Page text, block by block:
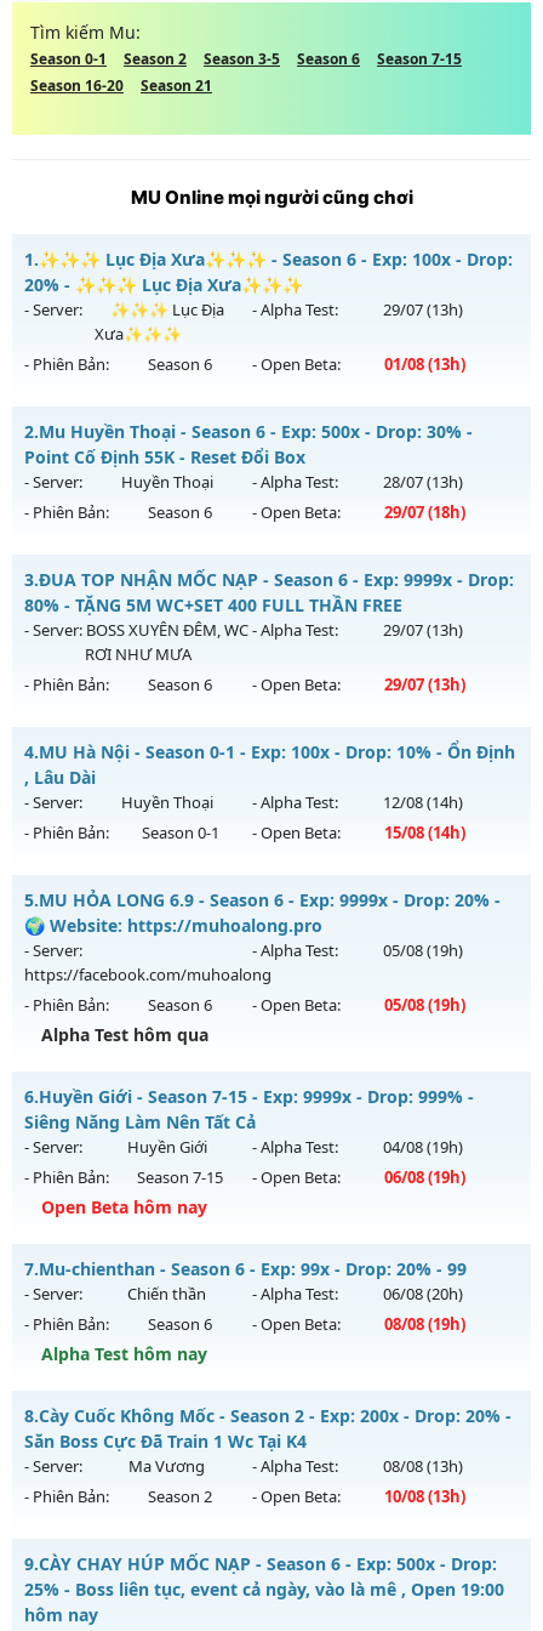
Tìm kiếm Mu:
Season 0-1 Season 2 Season 3-5 Season 6
Season 7-15
Season 16-20
Season 21
MU Online mọi người cũng chơi
1.✨✨✨ Lục Địa Xưa✨✨✨ - Season 6 - Exp: 100x - Drop:
20% - ✨✨✨ Lục Địa Xưa✨✨✨
- Server:
✨✨✨ Lục Địa
Xưa✨✨✨
- Alpha Test: 29/07(13h)
- Phiên Bản: Season 6 - Open Beta: 01/08(13h)
✨✨✨ Lục Địa Xưa✨✨✨ - ✨✨✨ Lục Địa Xưa✨✨✨
Mu mới ra tháng 08 2026 - Mở máy chủ
Xưa✨✨✨ vào 13h ngày 01/08/2626
Exp: 100x - Drop: 20%
Thể loại: Mu Nguyên bản Webzen
Antihack: XTEAM
2.Mu Huyền Thoại - Season 6 - Exp: 500x - Drop: 30% -
Point Cố Định 55K - Reset Đổi Box
- Server: Huyền Thoại - Alpha Test: 28/07(13h)
- Phiên Bản:
Season 6 - Open Beta: 29/07(18h)
Mu Huyền Thoại - Point Cố Định 55K - Reset Đổi Box
Mu mới ra tháng 07 2026 - Mở máy chủHuyền Thoại
18h ngày 29/07/2626
Exp: 500x - Drop: 30%
Antihack: Anti Vip Chống hack tuyệt đối
3.ĐUA TOP NHẬN MỐC NẠP - Season 6 - Exp: 9999x - Drop:
80% - TẶNG 5M WC+SET 400 FULL THẦN FREE
- Server: BOSS XUYÊN ĐÊM, WC
RƠI NHƯ MƯA
- Alpha Test: 29/07(13h)
- Phiên Bản: Season 6 - Open Beta: 29/07(13h)
ĐUA TOP NHẬN MỐC NẠP - TẶNG 5M WC+SET 400 FULL
THẦN FREE
Mu mới ra tháng 07 2026 - Mở máy chủ
BOSS XUYÊN ĐÊM,
WC RƠI NHƯ MƯAvào 13h ngày 29/07/2626
Kiểu reset: Reset In Game
Thể loại: Mu Nguyên bản Webzen
Antihack: KHÔNG THỂ HACK
4.MU Hà Nội - Season 0-1 - Exp: 100x - Drop: 10% - Ổn Định
, Lâu Dài
- Server: Huyền Thoại - Alpha Test: 12/08(14h)
- Phiên Bản:
Season 0-1 - Open Beta: 15/08(14h)
MU Hà Nội - Ổn Định , Lâu Dài
Mu mới ra tháng 08 2026 - Mở máy chủ
14h ngày 15/08/2626
Exp: 100x - Drop: 10%
Kiểu reset: Reset In Game
Antihack: ICM
5.MU HỎA LONG 6.9 - Season 6 - Exp: 9999x - Drop: 20% -
🌍 Website: https://muhoalong.pro
- Server:
https://facebook.com/muhoalong
- Alpha Test: 05/08(19h)
- Phiên Bản: Season 6 - Open Beta: 05/08(19h)
Alpha Test hôm qua
MU HỎA LONG 6.9 - 🌍 Website: https://muhoalong.pro
Mu mới ra tháng 08 2026 - Mở máy chủ
https://facebook.com/muhoalongvào 19h ngày
05/08/2626
Exp: 9999x - Drop: 20%
Thể loại: Mu Nguyên bản Webzen
Antihack: XShield
6.Huyền Giới - Season 7-15 - Exp: 9999x - Drop: 999% -
Siêng Năng Làm Nên Tất Cả
- Server: Huyền Giới - Alpha Test: 04/08(19h)
- Phiên Bản:
Season 7-15 - Open Beta: 06/08(19h)
Open Beta hôm nay
Huyền Giới - Siêng Năng Làm Nên Tất Cả
Mu mới ra tháng 08 2026 - Mở máy chủ
Huyền Giớivào 19h
ngày 06/08/2626
Exp: 9999x - Drop: 999%
Thể loại: Mu Custom thêm đồ mới
Antihack: Anti
7.Mu-chienthan - Season 6 - Exp: 99x - Drop: 20% - 99
- Server: Chiến thần - Alpha Test: 06/08(20h)
- Phiên Bản:
Season 6 - Open Beta: 08/08(19h)
Alpha Test hôm nay
Mu-chienthan - 99
Mu mới ra tháng 08 2026 - Mở máy chủ
ngày 08/08/2626
Exp: 99x - Drop: 20%
Thể loại: Mu Nguyên bản Webzen
Antihack: Anti 8x
8.Cày Cuốc Không Mốc - Season 2 - Exp: 200x - Drop: 20% -
Săn Boss Cực Đã Train 1 Wc Tại K4
- Server: Ma Vương - Alpha Test: 08/08(13h)
- Phiên Bản:
Season 2 - Open Beta: 10/08(13h)
Cày Cuốc Không Mốc - Săn Boss Cực Đã Train 1 Wc Tại K4
Mu mới ra tháng 08 2026 - Mở máy chủMa Vươngvào 13h
ngày 10/08/2626
9.CÀY CHAY HÚP MỐC NẠP - Season 6 - Exp: 500x - Drop:
25% - Boss liên tục, event cả ngày, vào là mê , Open 19:00
hôm nay